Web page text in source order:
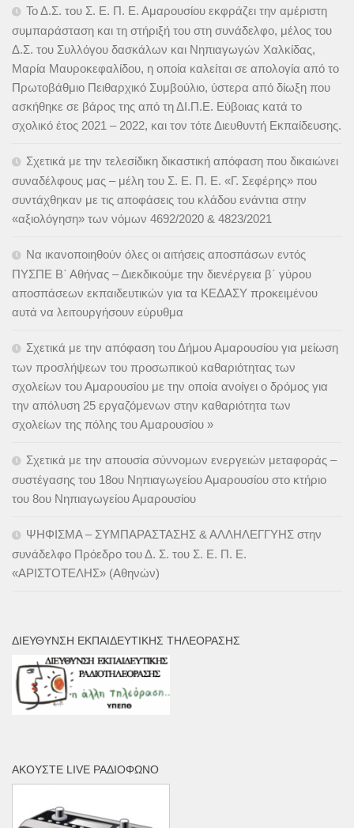
Το Δ.Σ. του Σ. Ε. Π. Ε. Αμαρουσίου εκφράζει την αμέριστη
συμπαράσταση και τη στήριξή του στη συνάδελφο, μέλος του
Δ.Σ. του Συλλόγου δασκάλων και Νηπιαγωγών Χαλκίδας,
Μαρία Μαυροκεφαλίδου, η οποία καλείται σε απολογία από το
Πρωτοβάθμιο Πειθαρχικό Συμβούλιο, ύστερα από δίωξη που
ασκήθηκε σε βάρος της από τη ΔΙ.Π.Ε. Εύβοιας κατά το
σχολικό έτος 2021 – 2022, και τον τότε Διευθυντή Εκπαίδευσης.
Σχετικά με την τελεσίδικη δικαστική απόφαση που δικαιώνει
συναδέλφους μας – μέλη του Σ. Ε. Π. Ε. «Γ. Σεφέρης» που
συντάχθηκαν με τις αποφάσεις του κλάδου ενάντια στην
«αξιολόγηση» των νόμων 4692/2020 & 4823/2021
Να ικανοποιηθούν όλες οι αιτήσεις αποσπάσων εντός
ΠΥΣΠΕ Β΄ Αθήνας – Διεκδικούμε την διενέργεια β΄ γύρου
αποσπάσεων εκπαιδευτικών για τα ΚΕΔΑΣΥ προκειμένου
αυτά να λειτουργήσουν εύρυθμα
Σχετικά με την απόφαση του Δήμου Αμαρουσίου για μείωση
των προσλήψεων του προσωπικού καθαριότητας των
σχολείων του Αμαρουσίου με την οποία ανοίγει ο δρόμος για
την απόλυση 25 εργαζόμενων στην καθαριότητα των
σχολείων της πόλης του Αμαρουσίου »
Σχετικά με την απουσία σύννομων ενεργειών μεταφοράς –
συστέγασης του 18ου Νηπιαγωγείου Αμαρουσίου στο κτήριο
του 8ου Νηπιαγωγείου Αμαρουσίου
ΨΗΦΙΣΜΑ – ΣΥΜΠΑΡΑΣΤΑΣΗΣ & ΑΛΛΗΛΕΓΓΥΗΣ στην
συνάδελφο Πρόεδρο του Δ. Σ. του Σ. Ε. Π. Ε.
«ΑΡΙΣΤΟΤΕΛΗΣ» (Αθηνών)
ΔΙΕΎΘΥΝΣΗ ΕΚΠΑΙΔΕΥΤΙΚΉΣ ΤΗΛΕΌΡΑΣΗΣ
ΑΚΟΎΣΤΕ LIVE ΡΑΔΙΌΦΩΝΟ